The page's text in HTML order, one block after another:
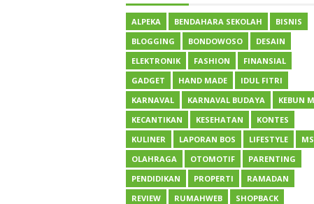
ALPEKA BENDAHARA SEKOLAH
BISNIS
BLOGGING
BONDOWOSO
DESAIN
ELEKTRONIK
FASHION
FINANSIAL
GADGET
HAND MADE
IDUL FITRI
KARNAVAL
KARNAVAL BUDAYA
KEBUN
KECANTIKAN
KESEHATAN
KONTES
KULINER
LAPORAN BOS LIFESTYLE
OLAHRAGA
OTOMOTIF
PARENTING
PENDIDIKAN
PROPERTI
RAMADAN
REVIEW
RUMAHWEB
SHOPBACK